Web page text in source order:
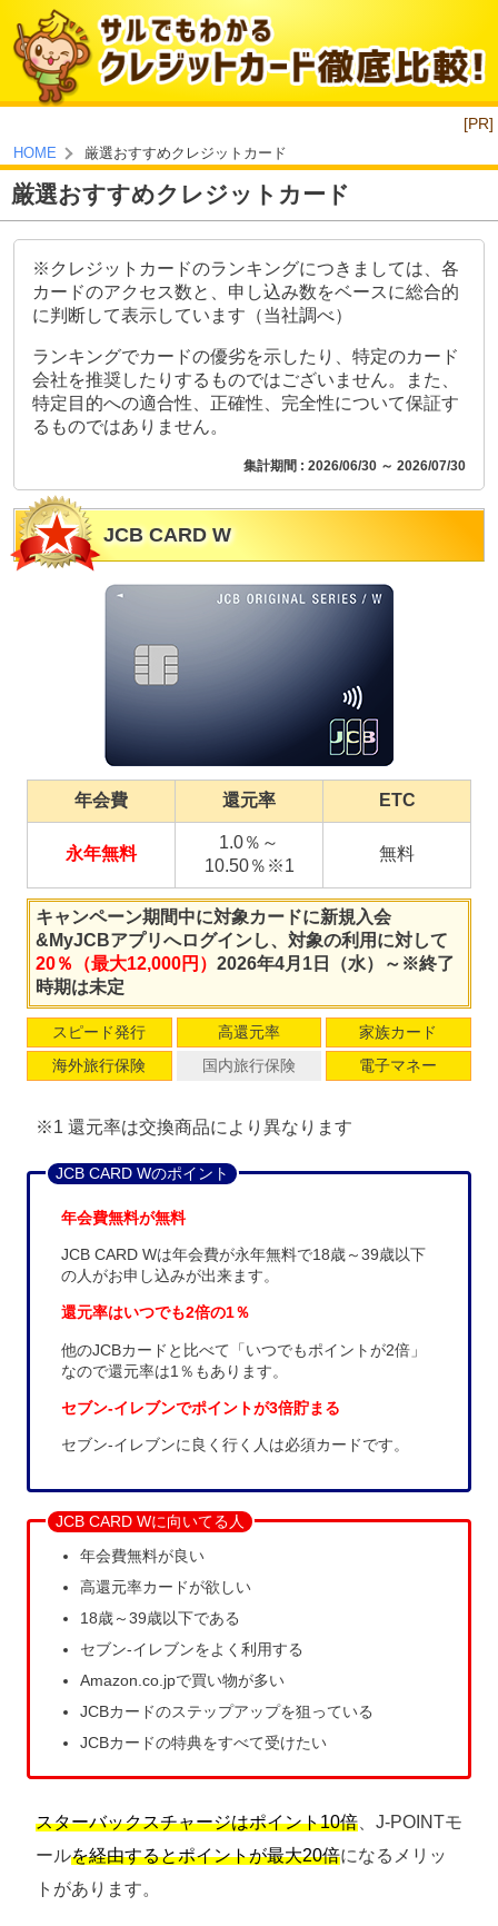
[PR]
HOME 厳選おすすめクレジットカード
厳選おすすめクレジットカード
※クレジットカードのランキングにつきましては、各
カードのアクセス数と、申し込み数をベースに総合的
に判断して表示しています（当社調べ）
ランキングでカードの優劣を示したり、特定のカード
会社を推奨したりするものではございません。また、
特定目的への適合性、正確性、完全性について保証す
るものではありません。
集計期間 : 2026/06/30 ～ 2026/07/30
JCB CARD W
年会費 還元率 ETC
永年無料
1.0％～
10.50％※1
無料
キャンペーン期間中に対象カードに新規入会
&MyJCBアプリへログインし、対象の利用に対して
20％（最大12,000円） 2026年4月1日（水）～※終了
時期は未定
スピード発行 高還元率
家族カード
海外旅行保険
国内旅行保険 電子マネー
※1 還元率は交換商品により異なります
JCB CARD Wのポイント
年会費無料が無料
JCB CARD Wは年会費が永年無料で18歳～39歳以下
の人がお申し込みが出来ます。
還元率はいつでも2倍の1％
他のJCBカードと比べて「いつでもポイントが2倍」
なので還元率は1％もあります。
セブン-イレブンでポイントが3倍貯まる
セブン-イレブンに良く行く人は必須カードです。
JCB CARD Wに向いてる人
年会費無料が良い
高還元率カードが欲しい
18歳～39歳以下である
セブン-イレブンをよく利用する
Amazon.co.jpで買い物が多い
JCBカードのステップアップを狙っている
JCBカードの特典をすべて受けたい
スターバックスチャージはポイント10倍 、J-POINTモ
ールを経由するとポイントが最大20倍になるメリッ
トがあります。